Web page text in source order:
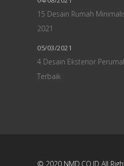
15 Desain Rumah
2021
05/03/2021
4 Desain Eksterior
Terbaik
© 2020 NMD.CO.ID All